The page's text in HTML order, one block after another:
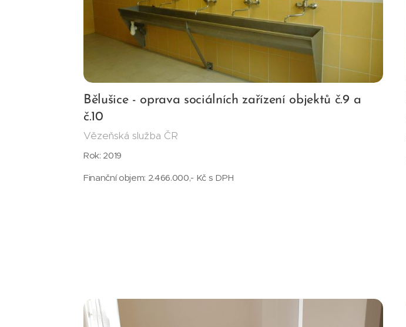
Bělušice - oprava sociálních zařízení objektů č.9 a
č.10
Vězeňská služba ČR
Rok: 2019
Finanční objem: 2.466.000,- Kč s DPH